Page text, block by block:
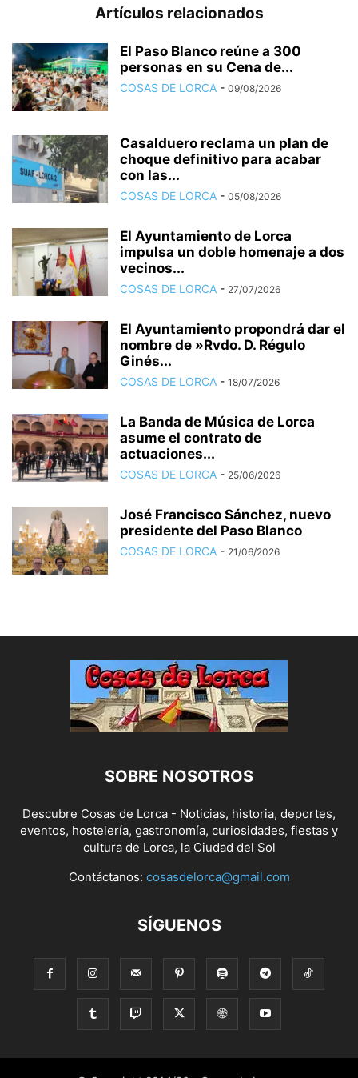
Artículos relacionados
El Paso Blanco reúne a 300
personas en su Cena de...
COSAS DE LORCA - 09/08/2026
Casalduero reclama un plan de
choque definitivo para acabar
con las...
COSAS DE LORCA - 05/08/2026
El Ayuntamiento de Lorca
impulsa un doble homenaje a dos
vecinos...
COSAS DE LORCA - 27/07/2026
El Ayuntamiento propondrá dar el
nombre de »Rvdo. D. Régulo
Ginés...
COSAS DE LORCA - 18/07/2026
La Banda de Música de Lorca
asume el contrato de
actuaciones...
COSAS DE LORCA - 25/06/2026
José Francisco Sánchez, nuevo
presidente del Paso Blanco
COSAS DE LORCA - 21/06/2026
SOBRE NOSOTROS
Descubre Cosas de Lorca - Noticias, historia, deportes,
eventos, hostelería, gastronomía, curiosidades, fiestas y
cultura de Lorca, la Ciudad del Sol
Contáctanos: cosasdelorca@gmail.com
SÍGUENOS